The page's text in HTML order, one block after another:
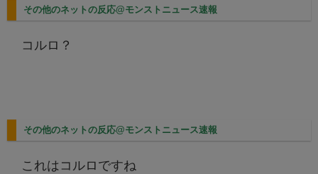
その他のネットの反応@モンストニュース速報
コルロ？
その他のネットの反応@モンストニュース速報
これはコルロですね